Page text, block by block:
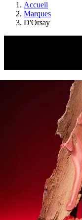
Accueil
Marques
D'Orsay